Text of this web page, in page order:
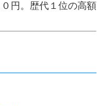
円。歴代１位の高額